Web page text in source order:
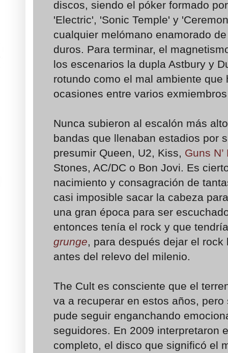
discos, siendo el póker formado
'Electric', 'Sonic Temple' y
cualquier melómano enamorado
duros. Para terminar, el
los escenarios la dupla Astbury y
rotundo como el mal ambiente que
ocasiones entre varios
Nunca subieron al escalón más
bandas que llenaban estadios por
presumir Queen, U2, Kiss, Guns
Stones, AC/DC o Bon Jovi. Es
nacimiento y consagración de
casi imposible sacar la cabeza
una gran época para ser
entonces tenía el rock y que
grunge, para después dejar el
antes del relevo del milenio.
The Cult es consciente que el
va a recuperar en estos años,
pude seguir enganchando
seguidores. En 2009 interpretaron
completo, el disco que significó el